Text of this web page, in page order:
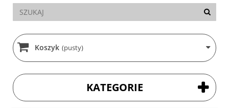
Koszyk (pusty)
KATEGORIE